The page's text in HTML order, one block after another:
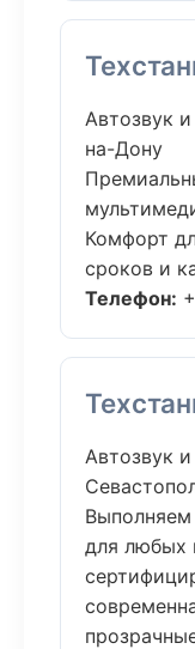
Автозвук
на-Дону
Комфорт
сроков и
Телефон:
Автозвук
Выполняем
для любых